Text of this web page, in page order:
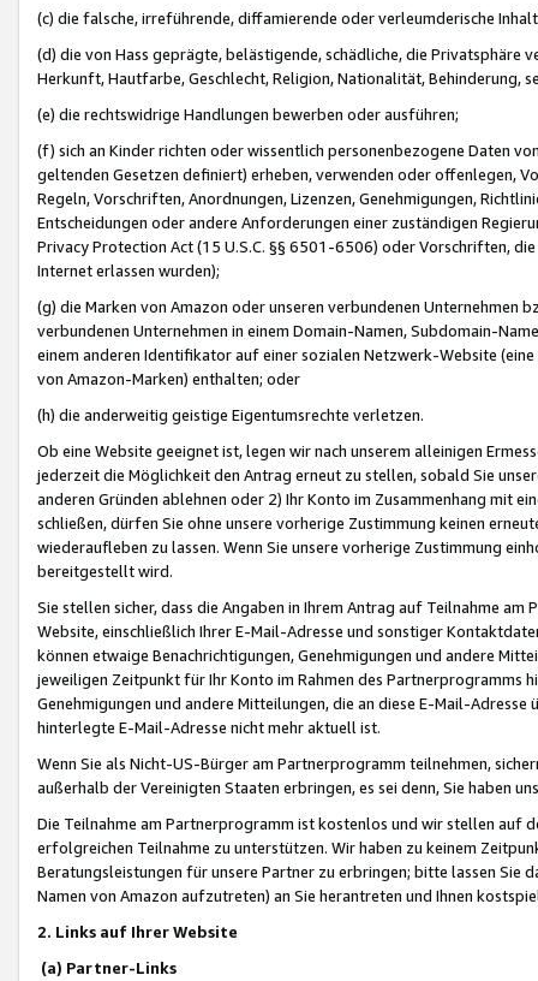
(c) die falsche, irreführende, diffamierende oder verleumderische
(d) die von Hass geprägte, belästigende, schädliche, die Privatsphäre
Herkunft, Hautfarbe, Geschlecht, Religion, Nationalität, Behinderung,
(e) die rechtswidrige Handlungen bewerben oder ausführen;
(f) sich an Kinder richten oder wissentlich personenbezogene Daten
geltenden Gesetzen definiert) erheben, verwenden oder offenlegen,
Regeln, Vorschriften, Anordnungen, Lizenzen, Genehmigungen,
Entscheidungen oder andere Anforderungen einer zuständigen
Privacy Protection Act (15 U.S.C. §§ 6501-6506) oder Vorschriften,
Internet erlassen wurden);
(g) die Marken von Amazon oder unseren verbundenen Unternehmen
verbundenen Unternehmen in einem Domain-Namen, Subdomain-
einem anderen Identifikator auf einer sozialen Netzwerk-Website
von Amazon-Marken) enthalten; oder
(h) die anderweitig geistige Eigentumsrechte verletzen.
Ob eine Website geeignet ist, legen wir nach unserem alleinigen
jederzeit die Möglichkeit den Antrag erneut zu stellen, sobald Sie
anderen Gründen ablehnen oder 2) Ihr Konto im Zusammenhang mit
schließen, dürfen Sie ohne unsere vorherige Zustimmung keinen
wiederaufleben zu lassen. Wenn Sie unsere vorherige Zustimmung
bereitgestellt wird.
Sie stellen sicher, dass die Angaben in Ihrem Antrag auf Teilnahme
Website, einschließlich Ihrer E-Mail-Adresse und sonstiger
können etwaige Benachrichtigungen, Genehmigungen und andere
jeweiligen Zeitpunkt für Ihr Konto im Rahmen des Partnerprogramms
Genehmigungen und andere Mitteilungen, die an diese E-Mail-
hinterlegte E-Mail-Adresse nicht mehr aktuell ist.
Wenn Sie als Nicht-US-Bürger am Partnerprogramm teilnehmen,
außerhalb der Vereinigten Staaten erbringen, es sei denn, Sie haben
Die Teilnahme am Partnerprogramm ist kostenlos und wir stellen auf
erfolgreichen Teilnahme zu unterstützen. Wir haben zu keinem
Beratungsleistungen für unsere Partner zu erbringen; bitte lassen Sie
Namen von Amazon aufzutreten) an Sie herantreten und Ihnen
2. Links auf Ihrer Website
(a) Partner-Links